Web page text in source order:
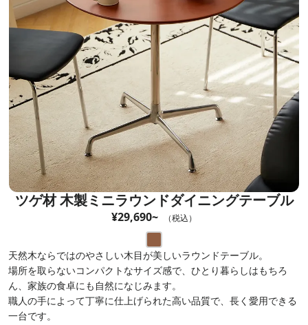
ツゲ材 木製ミニラウンドダイニングテーブル
¥29,690~ （税込）
天然木ならではのやさしい木目が美しいラウンドテーブル。
場所を取らないコンパクトなサイズ感で、ひとり暮らしはもちろ
ん、家族の食卓にも自然になじみます。
職人の手によって丁寧に仕上げられた高い品質で、長く愛用できる
一台です。